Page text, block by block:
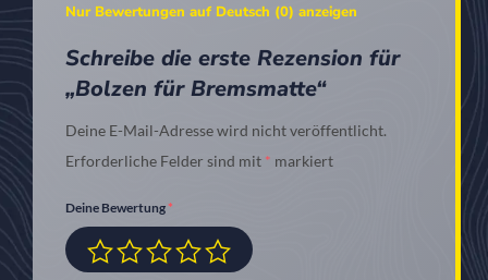
Nur Bewertungen auf Deutsch (0) anzeigen
Schreibe die erste Rezension für
„Bolzen für Bremsmatte“
Deine E-Mail-Adresse wird nicht veröffentlicht.
Erforderliche Felder sind mit * markiert
Deine Bewertung *